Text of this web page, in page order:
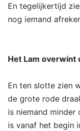
En tegelijkertijd
nog iemand
Het Lam overwint
En ten slotte zien
de grote rode
is niemand minder
is vanaf het begin